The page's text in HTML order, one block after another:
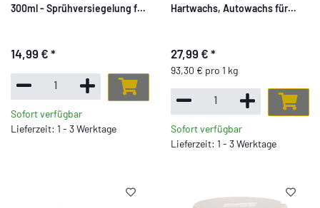
300ml - Sprühversiegelung für
Chrom, Kunststoff (außen),
14,99 € *
Sofort verfügbar
Lieferzeit: 1 - 3 Werktage
Hartwachs, Autowachs für
Schwamm, 300gr
27,99 € *
93,30 € pro 1 kg
Sofort verfügbar
Lieferzeit: 1 - 3 Werktage